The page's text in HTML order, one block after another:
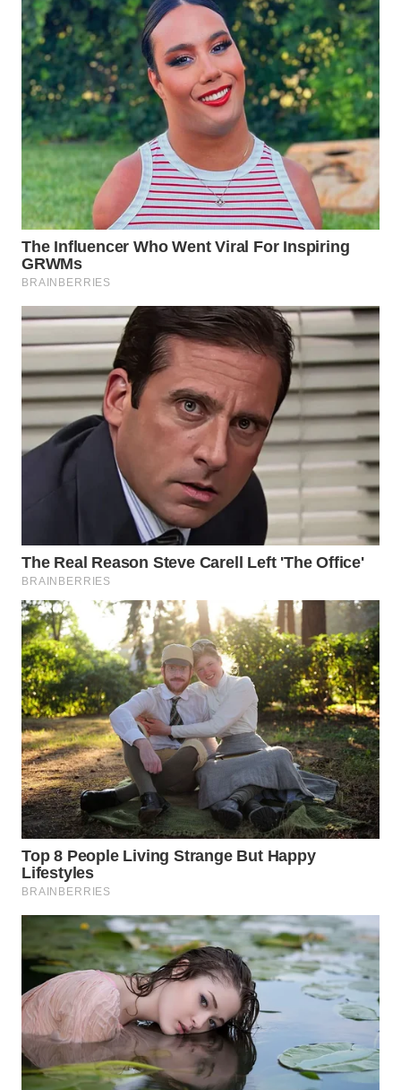
WN
LANGKAT
WN
TAPANULI
SELATAN
WN
TANJUNG
LESUNG
WN
KARO
WN
SIMALUNGUN
WN
LABUHANBATU
WN
TAPANULI
SERDANG
WN
TEBING
TINGGI
WN
PAKPAK
WN
KARAWANG
WN
BEKASI
WN
WN
DEPOK
WN
TAPANULI
UTARA